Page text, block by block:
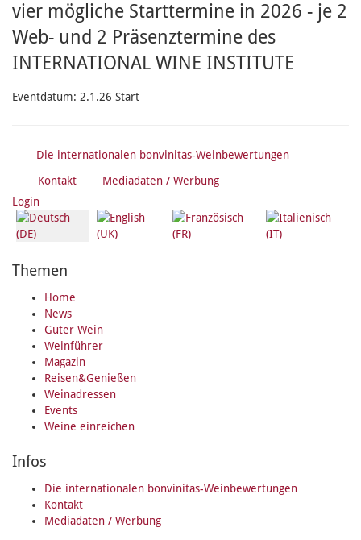
vier mögliche Starttermine in 2026 - je 2
Web- und 2 Präsenztermine des
INTERNATIONAL WINE INSTITUTE
Eventdatum: 2.1.26 Start
Die internationalen bonvinitas-Weinbewertungen
Kontakt
Mediadaten / Werbung
Login
Themen
Home
News
Guter Wein
Weinführer
Magazin
Reisen&Genießen
Weinadressen
Events
Weine einreichen
Infos
Die internationalen bonvinitas-Weinbewertungen
Kontakt
Mediadaten / Werbung